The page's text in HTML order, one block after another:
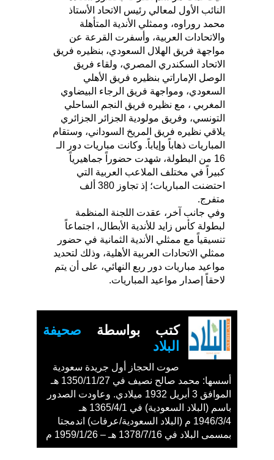
النائب الأول لمعالي رئيس الاتحاد الأستاذ
محمد روراوه، وممثلي الأندية المتأهلة
والاتحادات العربية، وأسفرت القرعة عن
مواجهة فريق الهلال السعودي، بنظيره فريق
الاتحاد السكندري المصري، ولقاء فريق
الوصل الإماراتي بنظيره فريق الأهلي
السعودي، ومواجهة فريق الرجاء البيضاوي
المغربي ، مع نظيره فريق النجم الساحلي
التونسي، وفريق مولودية الجزائر الجزائري
يلاقي نظيره فريق المريخ السوداني، وستقام
المباريات ذهاباً وإياباً. وكانت مباريات دور الـ
16 من البطولة، شهدت حضوراً جماهيرياً
كبيراً في مختلف الملاعب العربية التي
احتضنت المباريات؛ إذ تجاوز 380 ألف
متفرج.
وفي جانب آخر، عقدت اللجنة المنظمة
لبطولة كأس زايد للأندية الأبطال، اجتماعاً
تنسيقياً مع ممثلي الأندية الثمانية في حضور
ممثلي الاتحادات العربية الأهلية، وذلك لتحديد
مواعيد مباريات دور ربع النهائي، على أن يتم
لاحقاً إصدار مواعيد المباريات.
كتب بواسطة صحيفة
البلاد
صوت الحجاز أول جريدة سعودية
أسسها: محمد صالح نصيف في 1350/11/27 هـ
الموافق 3 أبريل 1932 ميلادي. وعاودت الصدور
باسم (البلاد السعودية) في 1365/4/1 هـ
1946/3/4 م (البلاد السعودية/عرفات) اندمجتا
بمسمى البلاد في 1378/7/16 هـ – 1959/1/26 م